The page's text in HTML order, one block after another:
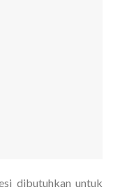
dibutuhkan untuk